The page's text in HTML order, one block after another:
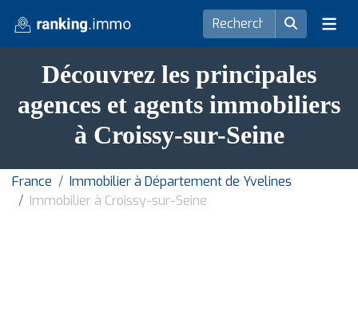
Découvrez les principales
agences et agents immobiliers
à Croissy-sur-Seine
France
Immobilier à Département de Yvelines
Immobilier à Croissy-sur-Seine